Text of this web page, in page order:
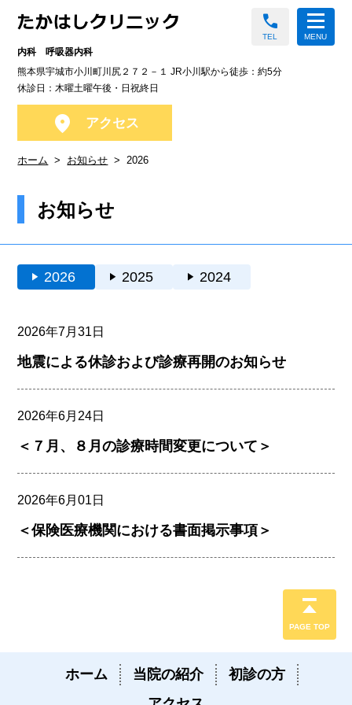
内科 呼吸器内科
call
TEL MENU
熊本県宇城市小川町川尻２７２－１ JR小川駅から徒歩：約5分
休診日：木曜土曜午後・日祝終日
location_on アクセス
ホーム お知らせ 2026
お知らせ
play_arrow 2026 play_arrow 2025 play_arrow 2024
2026年7月31日
地震による休診および診療再開のお知らせ
2026年6月24日
＜７月、８月の診療時間変更について＞
2026年6月01日
＜保険医療機関における書面掲示事項＞
ホーム 当院の紹介
初診の方
PAGE TOP